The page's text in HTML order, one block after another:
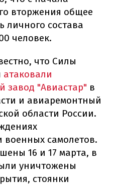
вторжения общее
личного состава
человек.
что Силы
атаковали
завод "Авиастар" в
и авиаремонтный
области России.
военных самолетов.
16 и 17 марта, в
уничтожены
стоянки